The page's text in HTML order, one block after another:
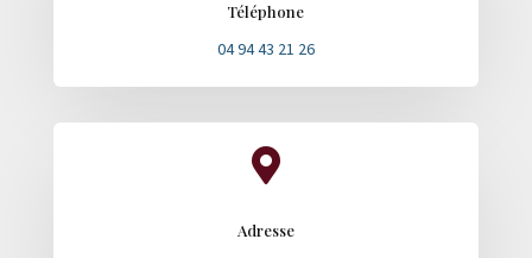
Téléphone
04 94 43 21 26

Adresse